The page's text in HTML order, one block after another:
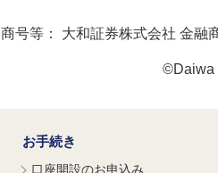
商号等： 大和証券株式会社 金融
©Daiwa
お手続き
口座開設のお申込み